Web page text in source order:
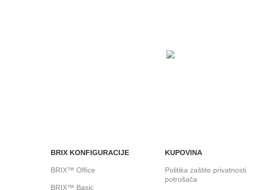
BRIX KONFIGURACIJE
BRIX™ Office
BRIX™ Basic
KUPOVINA
Politika zaštite privatnosti
potrošača